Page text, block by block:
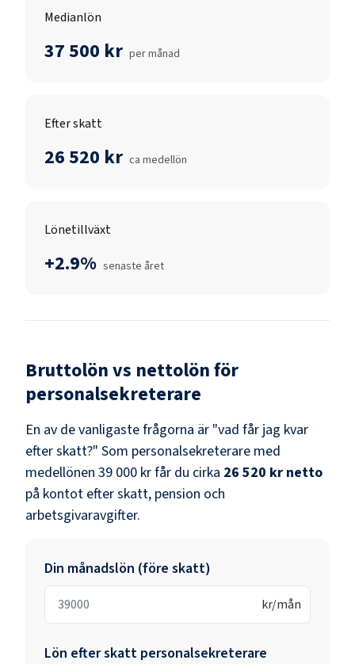
Medianlön
37 500 kr per månad
Efter skatt
26 520 kr ca medellön
Lönetillväxt
+2.9% senaste året
Bruttolön vs nettolön för
personalsekreterare
En av de vanligaste frågorna är "vad får jag kvar
efter skatt?" Som personalsekreterare med
medellönen 39 000 krfår du cirka 26 520 kr netto
på kontot efter skatt, pension och
arbetsgivaravgifter.
Din månadslön (före skatt)
kr/mån
Lön efter skatt personalsekreterare